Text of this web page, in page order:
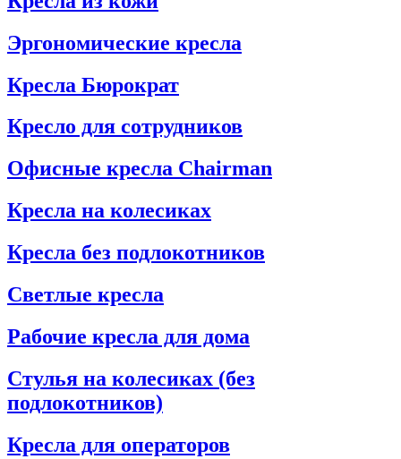
Эргономические кресла
Кресла Бюрократ
Кресло для сотрудников
Офисные кресла Chairman
Кресла на колесиках
Кресла без подлокотников
Светлые кресла
Рабочие кресла для дома
Стулья на колесиках (без
подлокотников)
Кресла для операторов